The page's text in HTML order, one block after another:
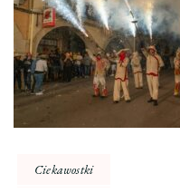
Ciekawostki